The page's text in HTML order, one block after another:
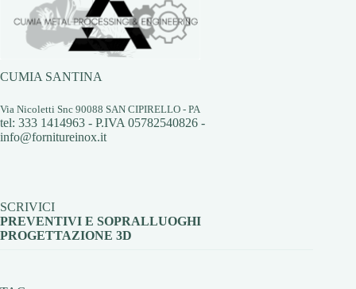
CUMIA SANTINA
Via Nicoletti Snc 90088 SAN CIPIRELLO - PA
tel: 333 1414963 - P.IVA 05782540826 -
info@fornitureinox.it
SCRIVICI
PREVENTIVI E SOPRALLUOGHI
PROGETTAZIONE 3D